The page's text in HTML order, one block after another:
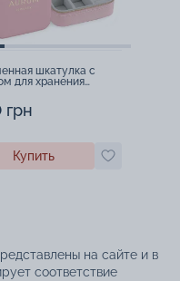
шкатулка с
для хранения
грн
Купить
на сайте и в
соответствие